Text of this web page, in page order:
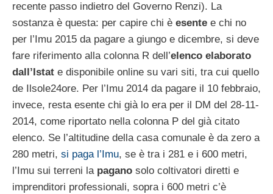
recente passo indietro del Governo Renzi). La
sostanza è questa: per capire chi è esente e chi no
per l’Imu 2015 da pagare a giungo e dicembre, si deve
fare riferimento alla colonna R dell’elenco elaborato
dall’Istat e disponibile online su vari siti, tra cui quello
de Ilsole24ore. Per l’Imu 2014 da pagare il 10 febbraio,
invece, resta esente chi già lo era per il DM del 28-11-
2014, come riportato nella colonna P del già citato
elenco. Se l’altitudine della casa comunale è da zero a
280 metri, si paga l’Imu, se è tra i 281 e i 600 metri,
l’Imu sui terreni la pagano solo coltivatori diretti e
imprenditori professionali, sopra i 600 metri c’è